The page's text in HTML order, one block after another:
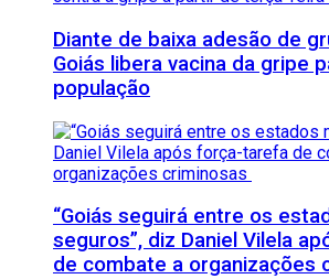
Diante de baixa adesão de
Goiás libera vacina da gripe
população
“Goiás seguirá entre os
seguros”, diz Daniel Vilela
de combate a organizações